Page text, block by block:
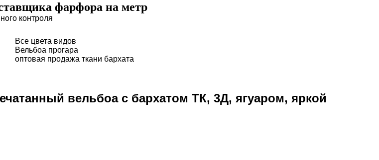
фарфора на метр
контроля
Все цвета видов
Вельбоа прогара
оптовая продажа ткани бархата
вельбоа с бархатом ТК, 3Д, ягуаром, яркой